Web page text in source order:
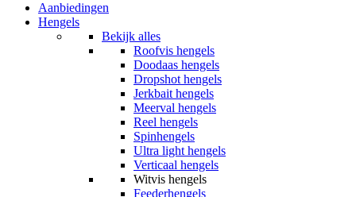
Aanbiedingen
Hengels
Bekijk alles
Roofvis hengels
Doodaas hengels
Dropshot hengels
Jerkbait hengels
Meerval hengels
Reel hengels
Spinhengels
Ultra light hengels
Verticaal hengels
Witvis hengels
Feederhengels